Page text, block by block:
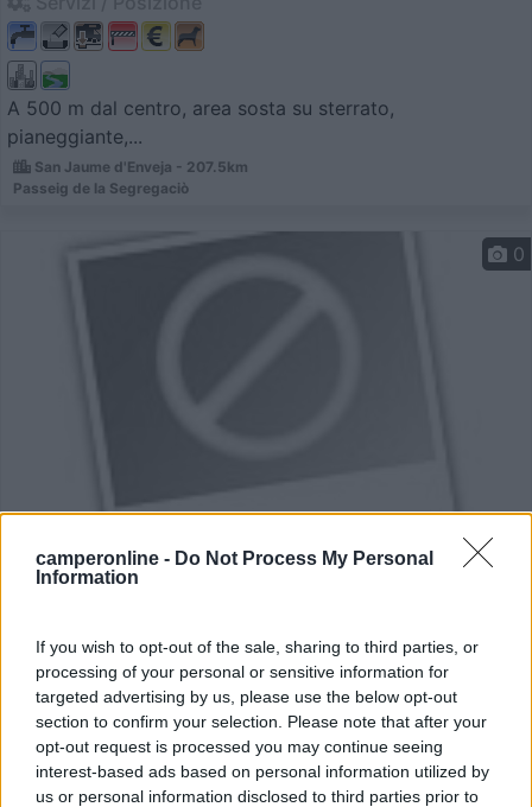
camperonline - Do Not Process My Personal
Information
If you wish to opt-out of the sale, sharing to third parties, or
processing of your personal or sensitive information for
targeted advertising by us, please use the below opt-out
section to confirm your selection. Please note that after your
opt-out request is processed you may continue seeing
interest-based ads based on personal information utilized by
us or personal information disclosed to third parties prior to
A 500 m dal centro, area sosta su sterrato,
pianeggiante,...
San Jaume d'Enveja - 207.5km
Passeig de la Segregaciò
0
Parkink BUS B: SM Garcia Faria
Servizi / Posizione
Sotterraneo, in centro città, presso centro commerciale